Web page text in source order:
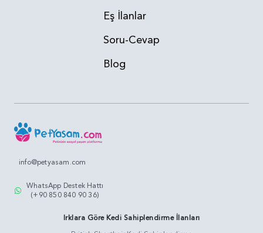
Eş İlanlar
Soru-Cevap
Blog
info@petyasam.com
WhatsApp Destek Hattı
(+90 850 840 90 36)
Irklara Göre Kedi Sahiplendirme İlanları